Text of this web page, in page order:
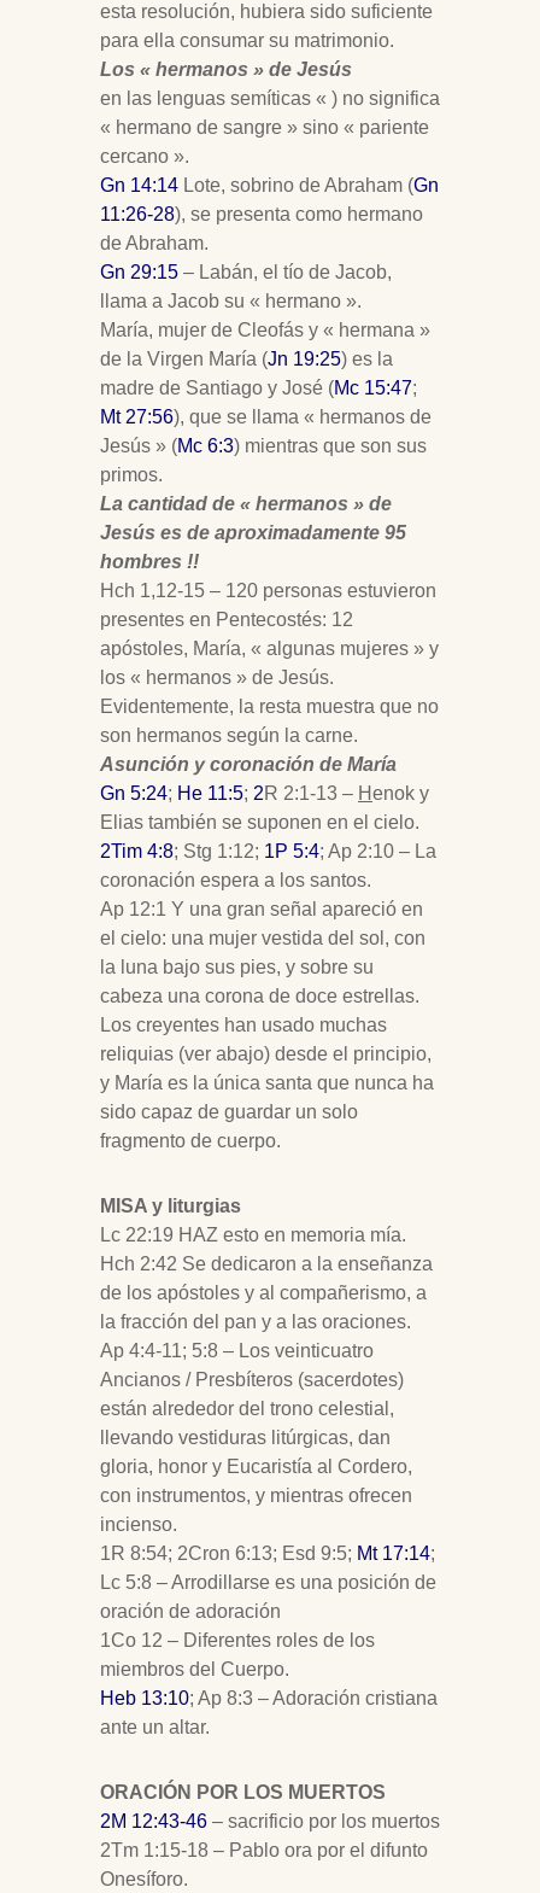
esta resolución, hubiera sido suficiente
para ella consumar su matrimonio.
Los « hermanos » de Jesús
en las lenguas semíticas « ) no significa
« hermano de sangre » sino « pariente
cercano ».
Gn 14:14 Lote, sobrino de Abraham (Gn
11:26-28), se presenta como hermano
de Abraham.
Gn 29:15 – Labán, el tío de Jacob,
llama a Jacob su « hermano ».
María, mujer de Cleofás y « hermana »
de la Virgen María (Jn 19:25) es la
madre de Santiago y José (Mc 15:47;
Mt 27:56), que se llama « hermanos de
Jesús » (Mc 6:3) mientras que son sus
primos.
La cantidad de « hermanos » de
Jesús es de aproximadamente 95
hombres !!
Hch 1,12-15 – 120 personas estuvieron
presentes en Pentecostés: 12
apóstoles, María, « algunas mujeres » y
los « hermanos » de Jesús.
Evidentemente, la resta muestra que no
son hermanos según la carne.
Asunción y coronación de María
Gn 5:24; He 11:5; 2R 2:1-13 – Henok y
Elias también se suponen en el cielo.
2Tim 4:8; Stg 1:12; 1P 5:4; Ap 2:10 – La
coronación espera a los santos.
Ap 12:1 Y una gran señal apareció en
el cielo: una mujer vestida del sol, con
la luna bajo sus pies, y sobre su
cabeza una corona de doce estrellas.
Los creyentes han usado muchas
reliquias (ver abajo) desde el principio,
y María es la única santa que nunca ha
sido capaz de guardar un solo
fragmento de cuerpo.
MISA y liturgias
Lc 22:19 HAZ esto en memoria mía.
Hch 2:42 Se dedicaron a la enseñanza
de los apóstoles y al compañerismo, a
la fracción del pan y a las oraciones.
Ap 4:4-11; 5:8 – Los veinticuatro
Ancianos / Presbíteros (sacerdotes)
están alrededor del trono celestial,
llevando vestiduras litúrgicas, dan
gloria, honor y Eucaristía al Cordero,
con instrumentos, y mientras ofrecen
incienso.
1R 8:54; 2Cron 6:13; Esd 9:5; Mt 17:14;
Lc 5:8 – Arrodillarse es una posición de
oración de adoración
1Co 12 – Diferentes roles de los
miembros del Cuerpo.
Heb 13:10; Ap 8:3 – Adoración cristiana
ante un altar.
ORACIÓN POR LOS MUERTOS
2M 12:43-46 – sacrificio por los muertos
2Tm 1:15-18 – Pablo ora por el difunto
Onesíforo.